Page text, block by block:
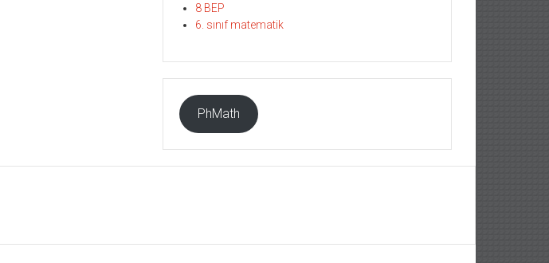
8 BEP
6. sınıf matematik
PhMath